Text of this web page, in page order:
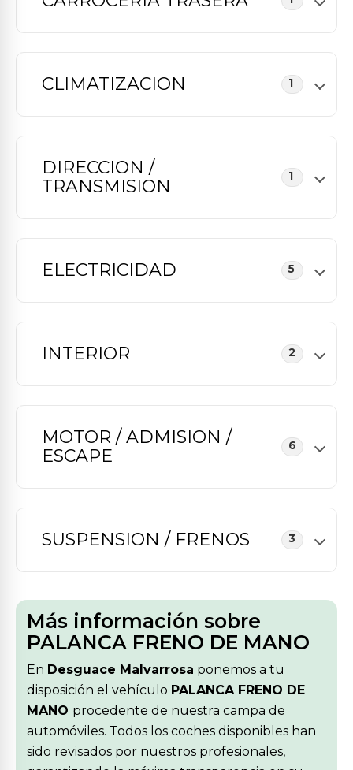
CLIMATIZACION 1
DIRECCION /
TRANSMISION
1
ELECTRICIDAD 5
INTERIOR 2
MOTOR / ADMISION /
ESCAPE
6
SUSPENSION / FRENOS 3
Más información sobre
PALANCA FRENO DE MANO
En Desguace Malvarrosa ponemos a tu
disposición el vehículo PALANCA FRENO DE
MANO procedente de nuestra campa de
automóviles. Todos los coches disponibles han
sido revisados por nuestros profesionales,